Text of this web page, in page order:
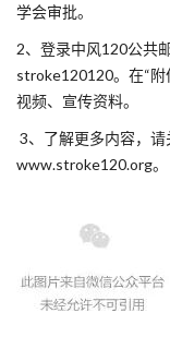
学会审批。
2、登录中风120公共
stroke120120。在“附
视频、宣传资料。
3、了解更多内容，
www.stroke120.org。